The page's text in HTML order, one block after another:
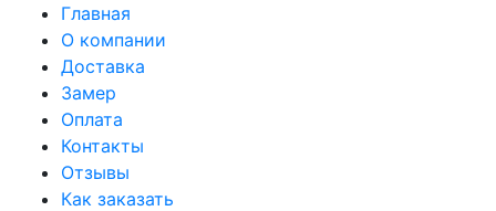
Главная
О компании
Доставка
Замер
Оплата
Контакты
Отзывы
Как заказать